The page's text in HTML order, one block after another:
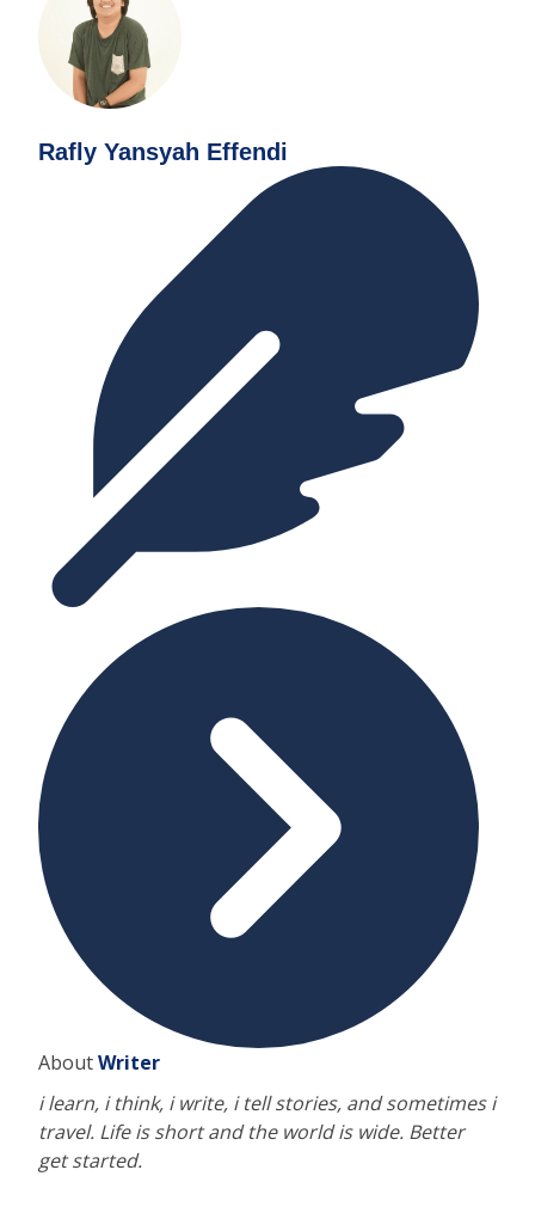
Rafly Yansyah Effendi
AboutWriter
i learn, i think, i write, i tell stories, and sometimes i
travel. Life is short and the world is wide. Better
get started.